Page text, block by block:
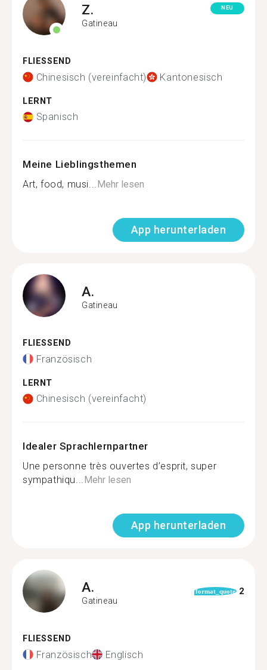
Z.
Gatineau
NEU
FLIESSEND
Chinesisch (vereinfacht) Kantonesisch
LERNT
Spanisch
Meine Lieblingsthemen
Art, food, musi...Mehr lesen
App herunterladen
A.
Gatineau
FLIESSEND
Französisch
LERNT
Chinesisch (vereinfacht)
Idealer Sprachlernpartner
Une personne très ouvertes d’esprit, super
sympathiqu...Mehr lesen
App herunterladen
A.
Gatineau
format_quote 2
FLIESSEND
Französisch Englisch